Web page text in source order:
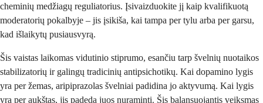
cheminių medžiagų reguliatorius. Įsivaizduokite jį kaip kvalifikuotą
moderatorių pokalbyje – jis įsikiša, kai tampa per tylu arba per garsu,
kad išlaikytų pusiausvyrą.
Šis vaistas laikomas vidutinio stiprumo, esančiu tarp švelnių nuotaikos
stabilizatorių ir galingų tradicinių antipsichotikų. Kai dopamino lygis
yra per žemas, aripiprazolas švelniai padidina jo aktyvumą. Kai lygis
yra per aukštas, jis padeda juos nuraminti. Šis balansuojantis veiksmas